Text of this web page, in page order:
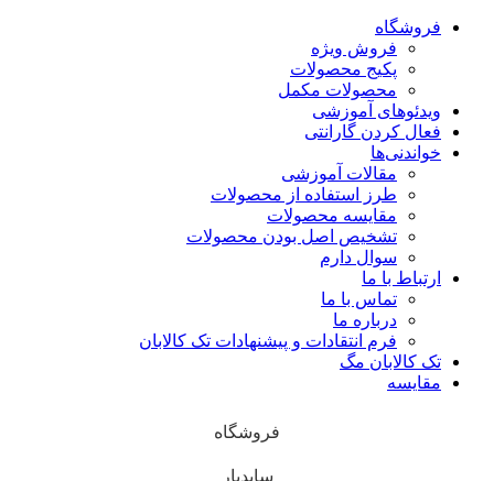
فروشگاه
فروش ویژه
پکیج محصولات
محصولات مکمل
ویدئوهای آموزشی
فعال کردن گارانتی
خواندنی‌ها
مقالات آموزشی
طرز استفاده از محصولات
مقایسه محصولات
تشخیص اصل بودن محصولات
سوال دارم
ارتباط با ما
تماس با ما
درباره ما
فرم انتقادات و پیشنهادات تک کالابان
تک کالابان مگ
مقایسه
فروشگاه
سایدبار